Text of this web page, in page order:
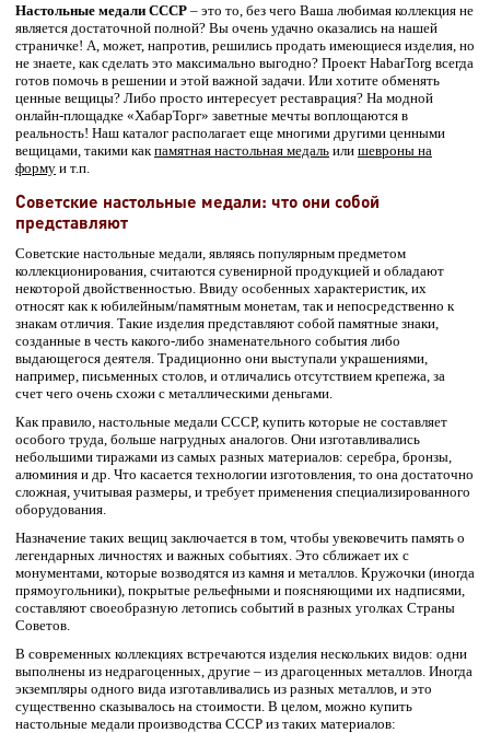
Настольные медали СССР – это то, без чего Ваша любимая коллекция не
является достаточной полной? Вы очень удачно оказались на нашей
страничке! А, может, напротив, решились продать имеющиеся изделия, но
не знаете, как сделать это максимально выгодно? Проект HabarTorg всегда
готов помочь в решении и этой важной задачи. Или хотите обменять
ценные вещицы? Либо просто интересует реставрация? На модной
онлайн-площадке «ХабарТорг» заветные мечты воплощаются в
реальность! Наш каталог располагает еще многими другими ценными
вещицами, такими как памятная настольная медаль или шевроны на
форму и т.п.
Советские настольные медали: что они собой
представляют
Советские настольные медали, являясь популярным предметом
коллекционирования, считаются сувенирной продукцией и обладают
некоторой двойственностью. Ввиду особенных характеристик, их
относят как к юбилейным/памятным монетам, так и непосредственно к
знакам отличия. Такие изделия представляют собой памятные знаки,
созданные в честь какого-либо знаменательного события либо
выдающегося деятеля. Традиционно они выступали украшениями,
например, письменных столов, и отличались отсутствием крепежа, за
счет чего очень схожи с металлическими деньгами.
Как правило, настольные медали СССР, купить которые не составляет
особого труда, больше нагрудных аналогов. Они изготавливались
небольшими тиражами из самых разных материалов: серебра, бронзы,
алюминия и др. Что касается технологии изготовления, то она достаточно
сложная, учитывая размеры, и требует применения специализированного
оборудования.
Назначение таких вещиц заключается в том, чтобы увековечить память о
легендарных личностях и важных событиях. Это сближает их с
монументами, которые возводятся из камня и металлов. Кружочки (иногда
прямоугольники), покрытые рельефными и поясняющими их надписями,
составляют своеобразную летопись событий в разных уголках Страны
Советов.
В современных коллекциях встречаются изделия нескольких видов: одни
выполнены из недрагоценных, другие – из драгоценных металлов. Иногда
экземпляры одного вида изготавливались из разных металлов, и это
существенно сказывалось на стоимости. В целом, можно купить
настольные медали производства СССР из таких материалов: